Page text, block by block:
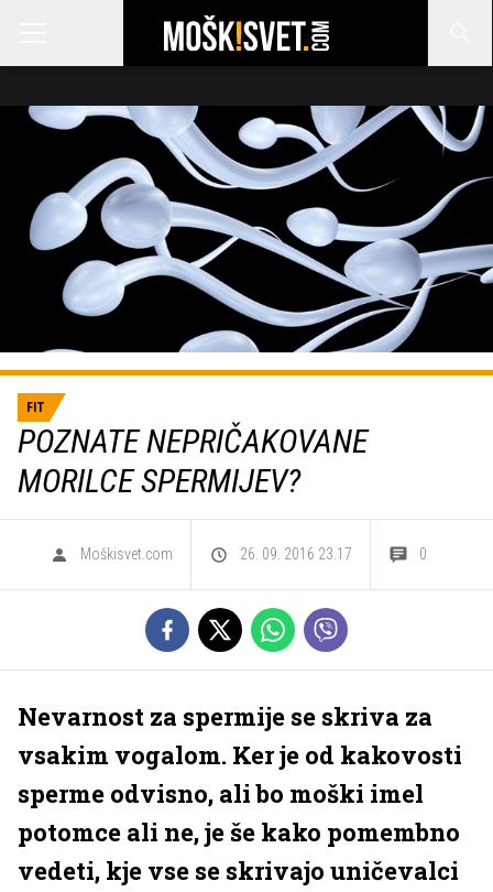
FIT
POZNATE NEPRIČAKOVANE
MORILCE SPERMIJEV?
Moškisvet.com 26. 09. 2016 23.17 0
Nevarnost za spermije se skriva za
vsakim vogalom. Ker je od kakovosti
sperme odvisno, ali bo moški imel
potomce ali ne, je še kako pomembno
vedeti, kje vse se skrivajo uničevalci